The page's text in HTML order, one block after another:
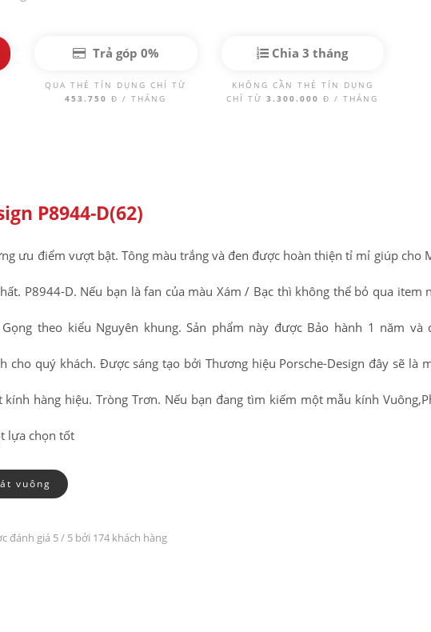
Trả góp 0%
QUA THẺ TÍN DỤNG CHỈ TỪ
453.750Đ / THÁNG
Chia 3 tháng
KHÔNG CẦN THẺ TÍN DỤNG
CHỈ TỪ3.300.000Đ / THÁNG
P8944-D(62)
ưu điểm vượt bật. Tông màu trắng và đen được hoàn thiện tỉ mỉ giúp cho
P8944-D. Nếu bạn là fan của màu Xám / Bạc thì không thể bỏ qua item
theo kiểu Nguyên khung. Sản phẩm này được Bảo hành 1 năm và
cho quý khách. Được sáng tạo bởi Thương hiệu Porsche-Design đây sẽ là
kính hàng hiệu. Tròng Trơn. Nếu bạn đang tìm kiếm một mẫu kính
lựa chọn tốt
vuông
đánh giá 5/ 5 bởi 174 khách hàng